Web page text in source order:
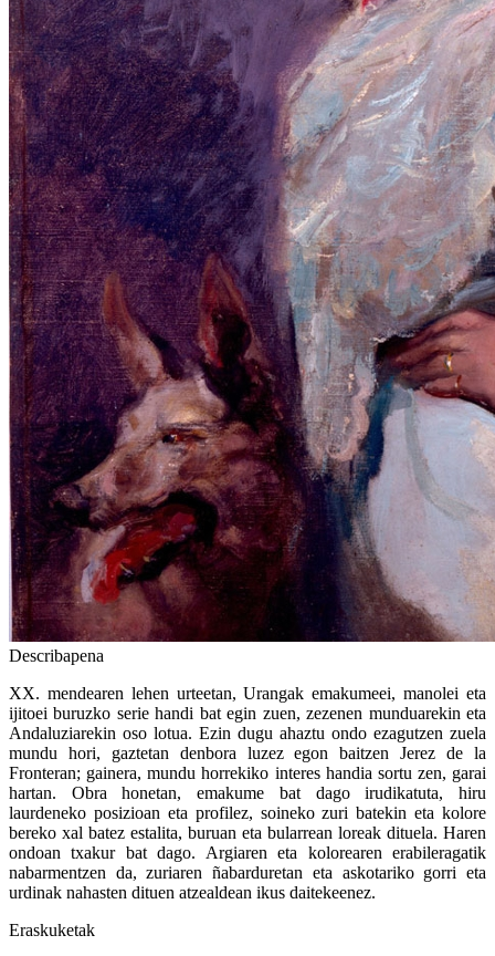
Describapena
XX. mendearen lehen urteetan, Urangak emakumeei, manolei eta
ijitoei buruzko serie handi bat egin zuen, zezenen munduarekin eta
Andaluziarekin oso lotua. Ezin dugu ahaztu ondo ezagutzen zuela
mundu hori, gaztetan denbora luzez egon baitzen Jerez de la
Fronteran; gainera, mundu horrekiko interes handia sortu zen, garai
hartan. Obra honetan, emakume bat dago irudikatuta, hiru
laurdeneko posizioan eta profilez, soineko zuri batekin eta kolore
bereko xal batez estalita, buruan eta bularrean loreak dituela. Haren
ondoan txakur bat dago. Argiaren eta kolorearen erabileragatik
nabarmentzen da, zuriaren ñabarduretan eta askotariko gorri eta
urdinak nahasten dituen atzealdean ikus daitekeenez.
Eraskuketak